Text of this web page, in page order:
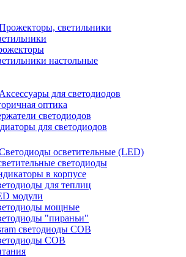
светильники
настольные
Аксессуары для светодиодов
оптика
светодиодов
для светодиодов
осветительные (LED)
светодиоды
в корпусе
для теплиц
модули
мощные
"пираньи"
светодиоды COB
COB